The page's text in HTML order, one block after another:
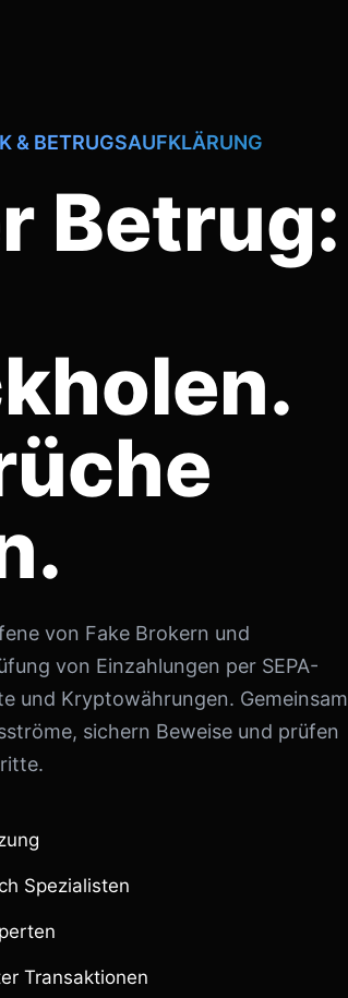
& BETRUGSAUFKLÄRUNG
Betrug:
von Fake Brokern und
von Einzahlungen per SEPA-
und Kryptowährungen. Gemeinsam
sichern Beweise und prüfen
Spezialisten
Transaktionen